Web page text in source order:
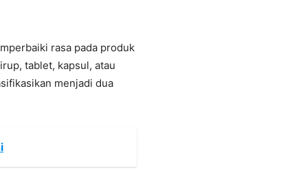
rasa pada produk
tablet, kapsul, atau
menjadi dua